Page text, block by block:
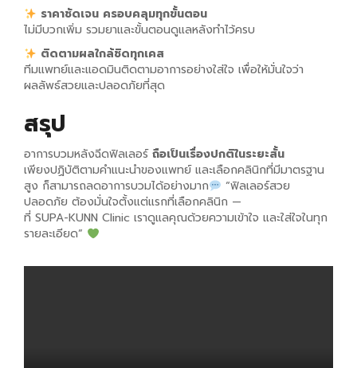
ราคาชัดเจน ครอบคลุมทุกขั้นตอน
ไม่มีบวกเพิ่ม รวมยาและขั้นตอนดูแลหลังทำไว้ครบ
ติดตามผลใกล้ชิดทุกเคส
ทีมแพทย์และแอดมินติดตามอาการอย่างใส่ใจ เพื่อให้มั่นใจว่า
ผลลัพธ์สวยและปลอดภัยที่สุด
สรุป
อาการบวมหลังฉีดฟิลเลอร์ถือเป็นเรื่องปกติในระยะสั้น
เพียงปฏิบัติตามคำแนะนำของแพทย์ และเลือกคลินิกที่มีมาตรฐาน
สูง ก็สามารถลดอาการบวมได้อย่างมาก
“ฟิลเลอร์สวย
ปลอดภัย ต้องมั่นใจตั้งแต่แรกที่เลือกคลินิก —
ที่ SUPA-KUNN Clinic เราดูแลคุณด้วยความเข้าใจ และใส่ใจในทุก
รายละเอียด”